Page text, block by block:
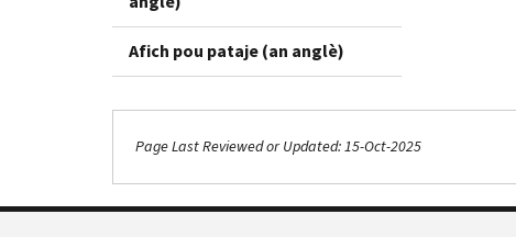
Afich pou pataje (an anglè)
Page Last Reviewed or Updated: 15-Oct-2025